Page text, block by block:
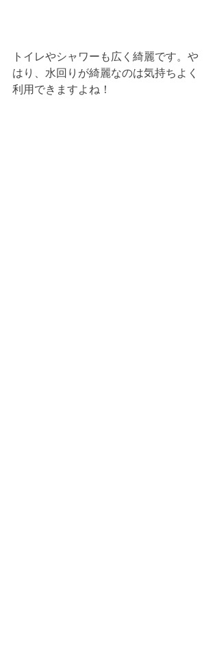
トイレやシャワーも広く綺麗です。や
はり、水回りが綺麗なのは気持ちよく
利用できますよね！